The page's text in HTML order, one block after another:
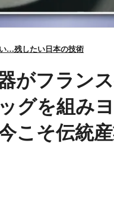
…残したい日本の技術
がフラン
グを組み
こそ伝統